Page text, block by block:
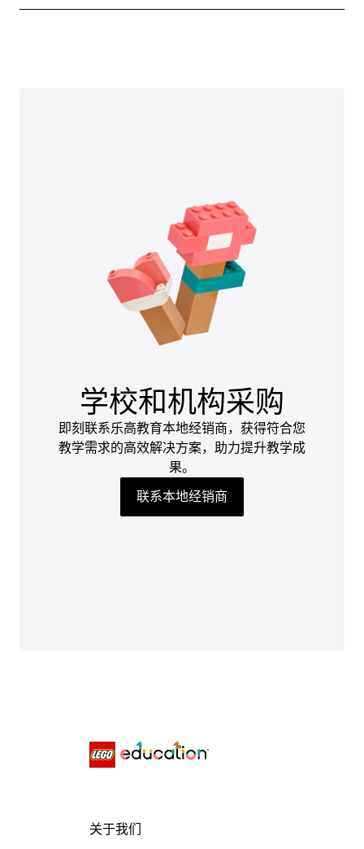
学校和机构采购
即刻联系乐高教育本地经销商，获得符合您
教学需求的高效解决方案，助力提升教学成
果。
联系本地经销商
关于我们